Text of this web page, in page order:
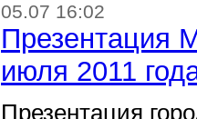
05.07 16:02
Презентация
июля 2011
Презентация